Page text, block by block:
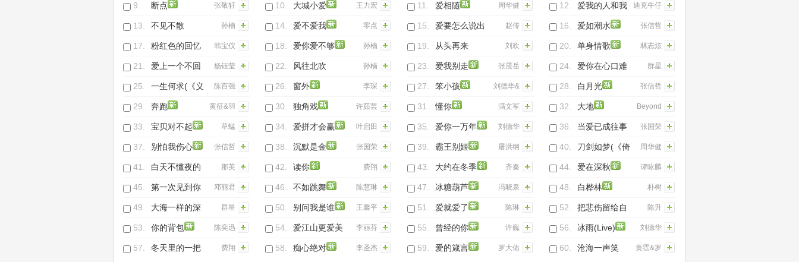
9. 断点 张敬轩 10. 大城小爱 王力宏 11. 爱相随 周华健 12.
爱我的人和我
爱的人(Live)
迪克牛仔
13.
不见不散
(Live)
孙楠 14. 爱不爱我 零点 15.
爱要怎么说出
口
赵传 16. 爱如潮水 张信哲
17. 粉红色的回忆 韩宝仪 18. 爱你爱不够 孙楠 19.
从头再来
(Live)
刘欢 20. 单身情歌 林志炫
21.
爱上一个不回
家的人
杨钰莹 22.
风往北吹
(Live)
孙楠 23. 爱我别走 张震岳 24.
爱你在心口难
开
群星
25.
一生何求(《义
不容情》电视
陈百强 26. 窗外 李琛 27. 笨小孩
刘德华&
柯受良&
28. 白月光 张信哲
29. 奔跑
黄征&羽
泉
30. 独角戏 许茹芸 31. 懂你 满文军 32. 大地 Beyond
33. 宝贝对不起 草蜢 34. 爱拼才会赢 叶启田 35. 爱你一万年 刘德华 36. 当爱已成往事 张国荣
37. 别怕我伤心 张信哲 38. 沉默是金 张国荣 39. 霸王别姬 屠洪纲 40.
刀剑如梦(《倚
天屠龙记》电
视剧主题曲)
周华健
41.
白天不懂夜的
黑(Live)
那英 42. 读你 费翔 43. 大约在冬季 齐秦 44. 爱在深秋 谭咏麟
45. 第一次见到你 邓丽君 46. 不如跳舞 陈慧琳 47. 冰糖葫芦 冯晓泉 48. 白桦林 朴树
49.
大海一样的深
情
群星 50. 别问我是谁 王馨平 51. 爱就爱了 陈琳 52.
把悲伤留给自
己
陈升
53. 你的背包 陈奕迅 54.
爱江山更爱美
人(《倚天屠龙
李丽芬 55. 曾经的你 许巍 56. 冰雨(Live) 刘德华
57.
冬天里的一把
费翔 58. 痴心绝对 李圣杰 59. 爱的箴言 罗大佑 60.
沧海一声笑
黄霑&罗